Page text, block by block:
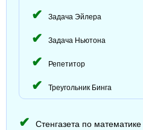
Задача Эйлера
Задача Ньютона
Репетитор
Треугольник Бинга
Стенгазета по математике